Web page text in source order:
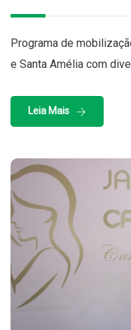
Programa de
e Santa Amélia com
Leia Mais